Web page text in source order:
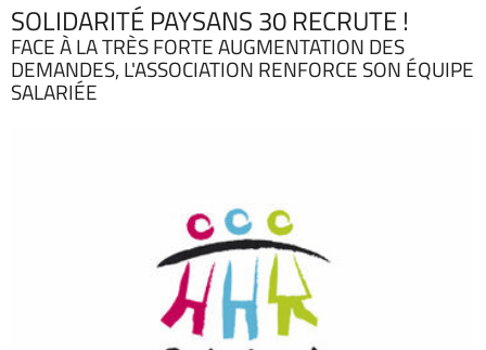
SOLIDARITÉ PAYSANS 30 RECRUTE !
FACE À LA TRÈS FORTE AUGMENTATION DES
DEMANDES, L'ASSOCIATION RENFORCE SON ÉQUIPE
SALARIÉE